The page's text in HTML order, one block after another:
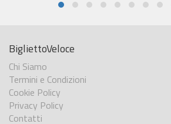
BigliettoVeloce
Chi Siamo
Termini e Condizioni
Cookie Policy
Privacy Policy
Contatti